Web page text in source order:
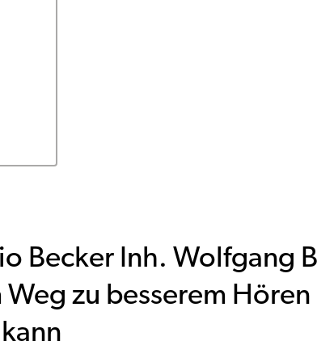
Becker Inh. Wolfgang
Weg zu besserem Hören